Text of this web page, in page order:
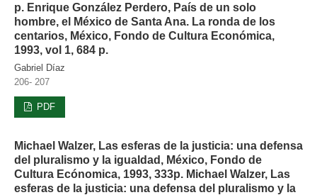
p. Enrique González Perdero, País de un solo
hombre, el México de Santa Ana. La ronda de los
centarios, México, Fondo de Cultura Económica,
1993, vol 1, 684 p.
Gabriel Díaz
206- 207
PDF
Michael Walzer, Las esferas de la justicia: una defensa
del pluralismo y la igualdad, México, Fondo de
Cultura Ecónomica, 1993, 333p. Michael Walzer, Las
esferas de la justicia: una defensa del pluralismo y la